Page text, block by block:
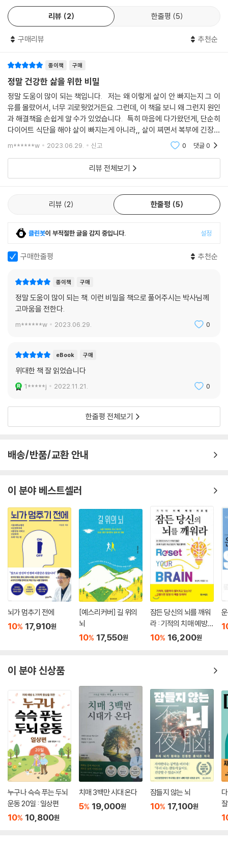
은 배꼽은 1cm 이하를 말한다. 보통 사람들의 배꼽은 1~2cm 사이다. 나
는 십수 년 간 수천 명이 넘는 사람들의 배꼽을 관찰해보았는데, 배꼽이 크
했고, 그 과정에서 당뇨, 고혈압, 복부비만은 물론이고 소화불량과 불임,
성기능 문제, 우울증까지 치유된 사례를 직접 경험했다.
또한 성품과 미래까지 예측할 수 있는 신비의 ‘배꼽관상’과 현재의 건강상
록되어 있다.
도 ‘복뇌건강법’을 배워보고 그 빠르고 깊은 효과를 직접 체험한 바 있으며,
뇌 관련 질환 치료에 응용하여 환자들에게 좋은 반응을 얻고 있다. 이 책의
일독을 권한다. 책 속의 내용을 생활 속에서 실천해본다면 기대 이상의 효
- 양회정 (한의학 박사, 맑은머리 맑은몸 한의원 원장)
을 위해 힘써왔다. 참다운 간호는 환자의 심신을 두루 돌봐줘야 한다고 믿
었기에 한의학과 자연의학, 민간요법 등을 다양하게 공부했다. 그 과정에
서 이여명 회장의 장기힐링마사지를 알게 되어 직접 배우게 되었다. 장기
과가 빠르고 근본적이다. 개인적으로 분만한 딸에게 장기힐링마사지를 실
시하여 빠른 회복을 경험하기도 했고, 간호사 보수교육이나 비만교육에 적
용하여 많은 호응을 얻기도 했다. 그런데 서로서로 해주는 장기힐링마사지
하니 무척 기대된다.
이 책은 생소한 복뇌의 개념을 쉽게 설명하고, 실생활에서 적용하고 체험
례와 함께 친절하게 나와 있기 때문에 자신의 증상에 따라 알맞게 적용한
- 왕명자 (경희대학교 간호과학대학 명예교수, 전前한방간호학회 회장)
리뷰 2 한줄평 5
구매리뷰 추천순
종이책 구매
정말 건강한 삶을 위한 비밀
정말 도움이 많이 되는 책입니다. 저는 왜 이렇게 살이 안 빠지는지 그 이
유를 몰랐어서, 너무 괴로웟었거든요. 그런데, 이 책을 보니 왜 그런지 원인
과 해결책을 손쉽게 알 수가 있었습니다. 특히 마음에 다가왔던게, 단순히
다이어트 식단을 해야 살이 빠지는게 아니라,, 살이 찌면서 복부에 긴장이
생겼던 것을 풀어줘야 더 잘 빠진다는 게 도움이 되었어요. 저도 요새 그
m******w 2023.06.29. 신고 0 댓글0
리뷰 전체보기
리뷰 2 한줄평 5
클린봇이 부적절한 글을 감지 중입니다. 설정
구매한줄평 추천순
종이책 구매
정말 도움이 많이 되는 책. 이런 비밀을 책으로 풀어주시는 박사님께
고마움을 전한다.
m******w 2023.06.29. 0
eBook 구매
위대한 책 잘 읽었습니다
1*****j 2022.11.21. 0
한줄평 전체보기
배송/반품/교환 안내
이 분야 베스트셀러
뇌가 멈추기 전에
10% 17,910원
[예스리커버] 길 위의
뇌
10% 17,550원
잠든 당신의 뇌를 깨워
라 : 기적의 치매 예방,
치료법
10% 16,200원
이 분야 신상품
누구나 슥슥 푸는 두뇌
운동 20일 : 일상편
10% 10,800원
치매 3백만 시대 온다
5% 19,000원
잠들지 않는 뇌
10% 17,100원
게